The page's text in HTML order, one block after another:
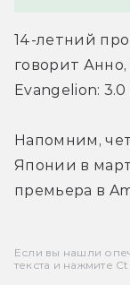
14-летний
говорит
Evangelion:
Напомним,
Японии в
премьера в
Если вы нашли
текста и нажмите